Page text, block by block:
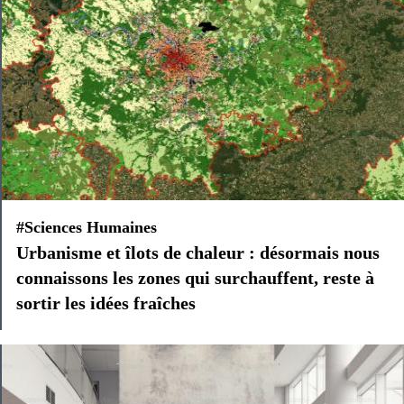
#Sciences Humaines
Urbanisme et îlots de chaleur : désormais nous
connaissons les zones qui surchauffent, reste à
sortir les idées fraîches